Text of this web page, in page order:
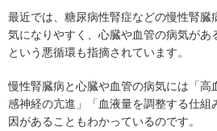
最近では、糖尿病性腎症などの慢性腎臓
気になりやすく、心臓や血管の病気があ
という悪循環も指摘されています。
慢性腎臓病と心臓や血管の病気には「高
感神経の亢進」「血液量を調整する仕組
因があることもわかっているのです。